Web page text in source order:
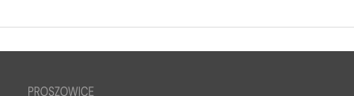
POWIAT PROSZOWICKI. Na dziś zaplanowano „ALARM-2026”
WYDARZENIA